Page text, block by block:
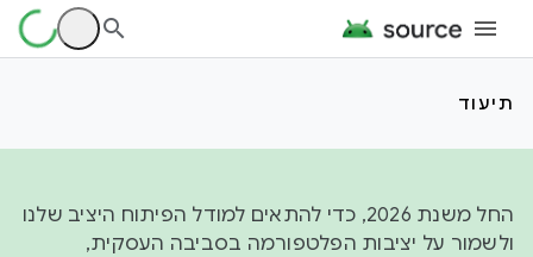
תיעוד
החל משנת 2026, כדי להתאים למודל הפיתוח היציב שלנו
ולשמור על יציבות הפלטפורמה בסביבה העסקית,